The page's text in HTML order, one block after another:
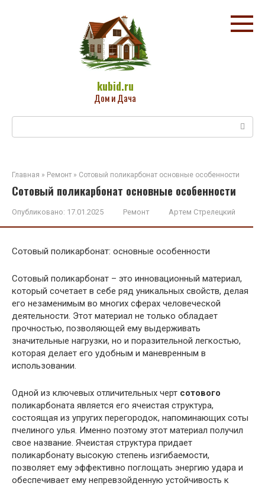
kubid.ru
Дом и Дача
Главная » Ремонт » Сотовый поликарбонат основные особенности
Сотовый поликарбонат основные особенности
Опубликовано: 17.01.2025 Ремонт Артем Стрелецкий
Сотовый поликарбонат: основные особенности
Сотовый поликарбонат – это инновационный материал,
который сочетает в себе ряд уникальных свойств, делая
его незаменимым во многих сферах человеческой
деятельности. Этот материал не только обладает
прочностью, позволяющей ему выдерживать
значительные нагрузки, но и поразительной легкостью,
которая делает его удобным и маневренным в
использовании.
Одной из ключевых отличительных черт сотового
поликарбоната является его ячеистая структура,
состоящая из упругих перегородок, напоминающих соты
пчелиного улья. Именно поэтому этот материал получил
свое название. Ячеистая структура придает
поликарбонату высокую степень изгибаемости,
позволяет ему эффективно поглощать энергию удара и
обеспечивает ему непревзойденную устойчивость к